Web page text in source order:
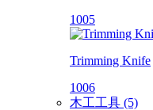
1005
Trimming Knife
1006
木工工具 (5)